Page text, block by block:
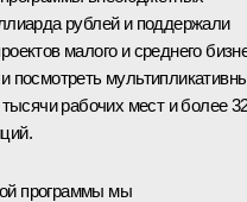
рублей и поддержали
малого и среднего
посмотреть
рабочих мест и более
программы мы